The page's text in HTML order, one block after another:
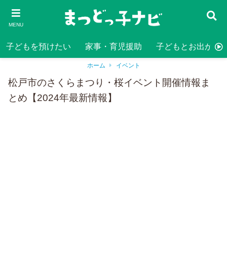
MENU
子どもを預けたい 家事・育児援助 子どもとお出かけ
ホーム イベント
松戸市のさくらまつり・桜イベント開催情報ま
とめ【2024年最新情報】